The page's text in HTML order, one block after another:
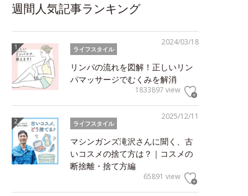
週間人気記事ランキング
2024/03/18
ライフスタイル
リンパの流れを図解！正しいリン
パマッサージでむくみを解消
1833897 view
2025/12/11
ライフスタイル
マシンガンズ滝沢さんに聞く、古
いコスメの捨て方は？｜コスメの
断捨離・捨て方編
65891 view